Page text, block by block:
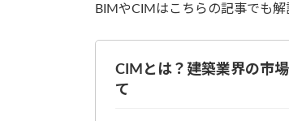
BIMやCIMはこちらの記事でも解
CIMとは？建築業界の市
て